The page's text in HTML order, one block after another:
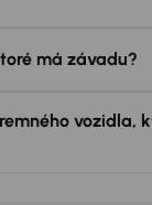
má závadu?
vozidla,